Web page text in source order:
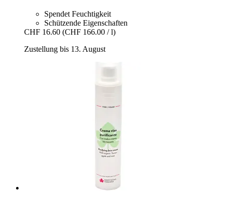
Spendet Feuchtigkeit
Schützende Eigenschaften
CHF 16.60 (CHF 166.00 / l)
Zustellung bis 13. August